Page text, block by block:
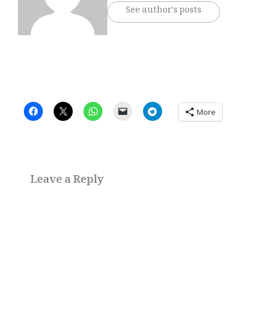
See author's posts
More
Leave a Reply